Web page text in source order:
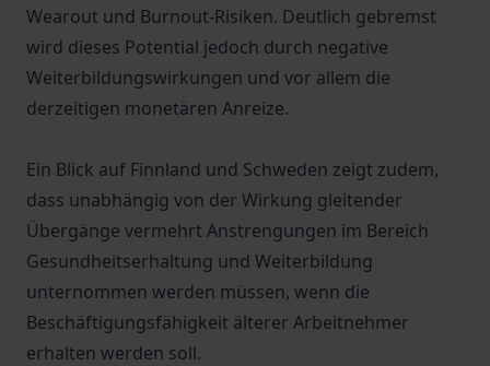
Wearout und Burnout-Risiken. Deutlich gebremst
wird dieses Potential jedoch durch negative
Weiterbildungswirkungen und vor allem die
derzeitigen monetären Anreize.
Ein Blick auf Finnland und Schweden zeigt zudem,
dass unabhängig von der Wirkung gleitender
Übergänge vermehrt Anstrengungen im Bereich
Gesundheitserhaltung und Weiterbildung
unternommen werden müssen, wenn die
Beschäftigungsfähigkeit älterer Arbeitnehmer
erhalten werden soll.